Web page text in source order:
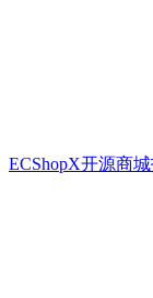
ECShopX开源商